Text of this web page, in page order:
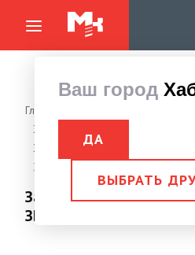
Ваш город
ДА
ВЫБРАТЬ
Главная страница
Захваты, Струбцины монтажные
Захват для труб и грузов
Захват для труб клещевой 3,2 тн
Захват для труб
ЗКДг-3,2/250-350